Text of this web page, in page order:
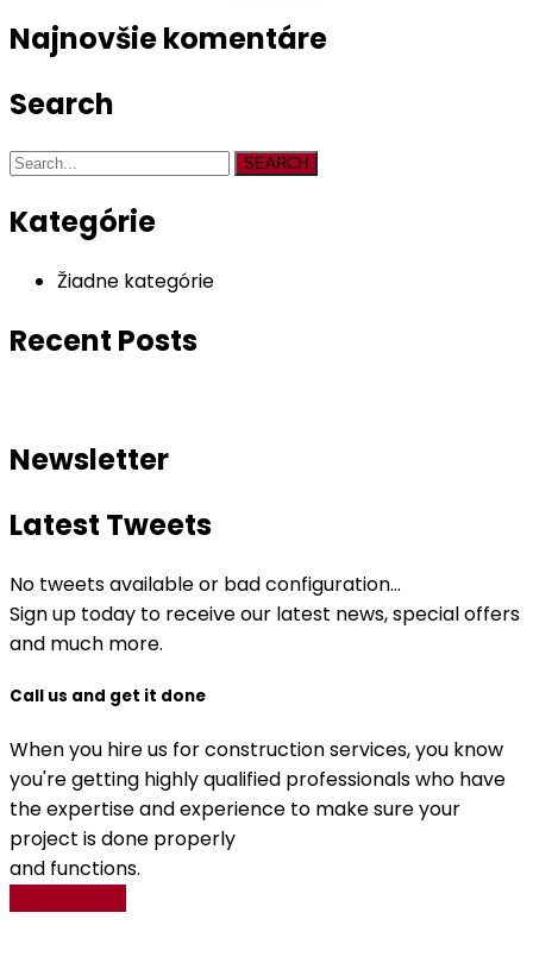
Najnovšie komentáre
Search
SEARCH
Kategórie
Žiadne kategórie
Recent Posts
Newsletter
Latest Tweets
No tweets available or bad configuration...
Sign up today to receive our latest news, special offers
and much more.
Call us and get it done
When you hire us for construction services, you know
you're getting highly qualified professionals who have
the expertise and experience to make sure your
project is done properly
and functions.